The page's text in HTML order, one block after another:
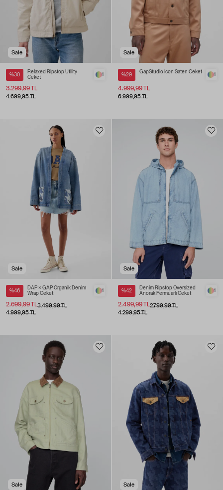
Sale
%30
Relaxed Ripstop Utility
Ceket
3.299,99 TL
1
4.699,95 TL
Sale
%29
GapStudio Icon Saten Ceket
4.999,99 TL
1
6.999,95 TL
Sale
%46
DAP × GAP Organik Denim
Wrap Ceket
3.499,99 TL
2.699,99 TL
1
4.999,95 TL
Sale
%42
Denim Ripstop Oversized
Anorak Fermuarlı Ceket
2.799,99 TL
2.499,99 TL
1
4.299,95 TL
Sale Sale